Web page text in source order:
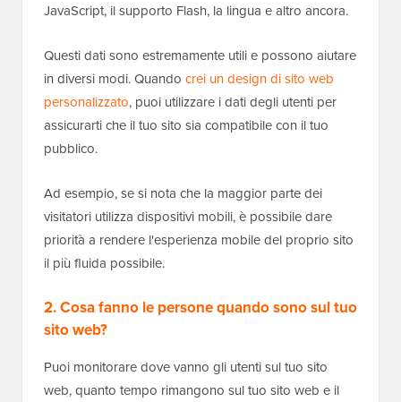
JavaScript, il supporto Flash, la lingua e altro ancora.
Questi dati sono estremamente utili e possono aiutare
in diversi modi. Quando crei un design di sito web
personalizzato, puoi utilizzare i dati degli utenti per
assicurarti che il tuo sito sia compatibile con il tuo
pubblico.
Ad esempio, se si nota che la maggior parte dei
visitatori utilizza dispositivi mobili, è possibile dare
priorità a rendere l'esperienza mobile del proprio sito
il più fluida possibile.
2. Cosa fanno le persone quando sono sul tuo
sito web?
Puoi monitorare dove vanno gli utenti sul tuo sito
web, quanto tempo rimangono sul tuo sito web e il